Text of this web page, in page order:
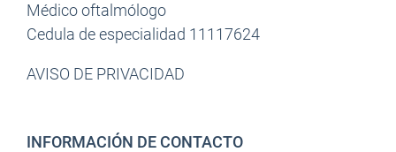
Médico oftalmólogo
Cedula de especialidad 11117624
AVISO DE PRIVACIDAD
INFORMACIÓN DE CONTACTO